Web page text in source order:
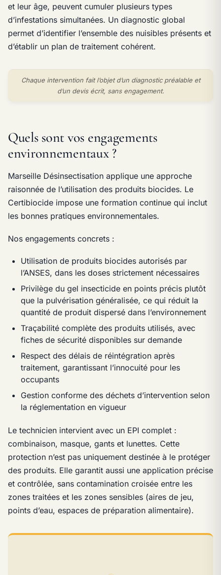
et leur âge, peuvent cumuler plusieurs types
d’infestations simultanées. Un diagnostic global
permet d’identifier l’ensemble des nuisibles présents et
d’établir un plan de traitement cohérent.
Chaque intervention fait l’objet d’un diagnostic préalable et
d’un devis écrit, sans engagement.
Quels sont vos engagements
environnementaux ?
Marseille Désinsectisation applique une approche
raisonnée de l’utilisation des produits biocides. Le
Certibiocide impose une formation continue qui inclut
les bonnes pratiques environnementales.
Nos engagements concrets :
Utilisation de produits biocides autorisés par
l’ANSES, dans les doses strictement nécessaires
Privilège du gel insecticide en points précis plutôt
que la pulvérisation généralisée, ce qui réduit la
quantité de produit dispersé dans l’environnement
Traçabilité complète des produits utilisés, avec
fiches de sécurité disponibles sur demande
Respect des délais de réintégration après
traitement, garantissant l’innocuité pour les
occupants
Gestion conforme des déchets d’intervention selon
la réglementation en vigueur
Le technicien intervient avec un EPI complet :
combinaison, masque, gants et lunettes. Cette
protection n’est pas uniquement destinée à le protéger
des produits. Elle garantit aussi une application précise
et contrôlée, sans contamination croisée entre les
zones traitées et les zones sensibles (aires de jeu,
points d’eau, espaces de préparation alimentaire).